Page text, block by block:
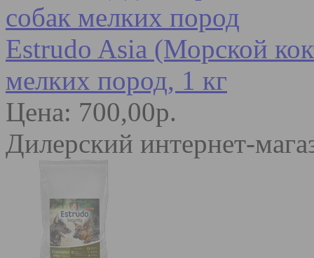
Estrudo Asia (Морской
мелких пород, 1 кг
Цена: 700,00р.
Дилерский интернет-